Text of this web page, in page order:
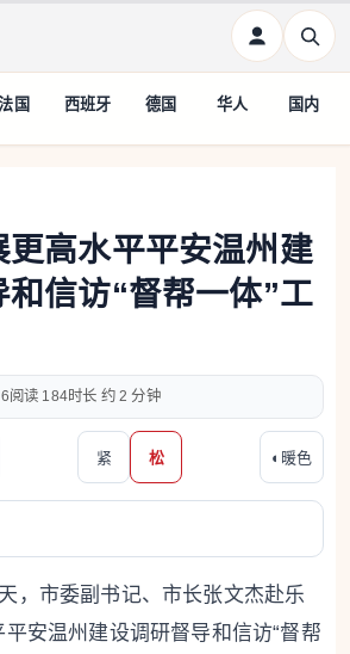
国 西班牙 德国 华人 国内
更高水平平安温州建
信访“督帮一体”工
184 约 2 分钟
紧 松 ◐ 暖色
，市委副书记、市长张文杰赴乐
安温州建设调研督导和信访“督帮